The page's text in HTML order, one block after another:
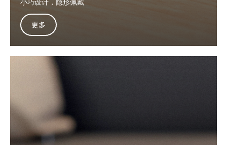
小巧设计，隐形佩戴
更多